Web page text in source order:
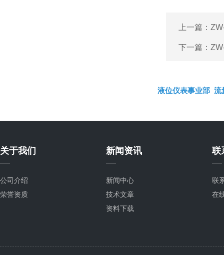
上一篇：
下一篇：
液位仪表事业部 流
关于我们
公司介绍
荣誉资质
新闻资讯
新闻中心
技术文章
资料下载
联
联
在